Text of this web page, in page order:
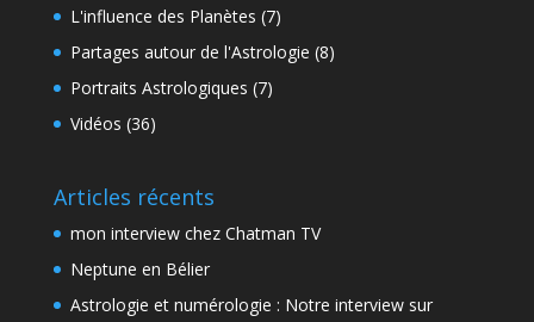
L'influence des Planètes (7)
Partages autour de l'Astrologie (8)
Portraits Astrologiques (7)
Vidéos (36)
Articles récents
mon interview chez Chatman TV
Neptune en Bélier
Astrologie et numérologie : Notre interview sur